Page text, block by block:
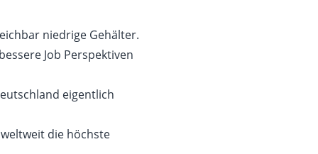
niedrige Gehälter.
Job Perspektiven
eigentlich
die höchste